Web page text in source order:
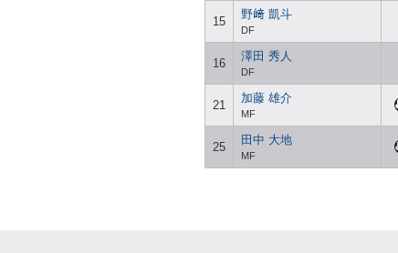
15
野﨑 凱斗
DF
16
澤田 秀人
DF
21
加藤 雄介
MF
25
田中 大地
MF